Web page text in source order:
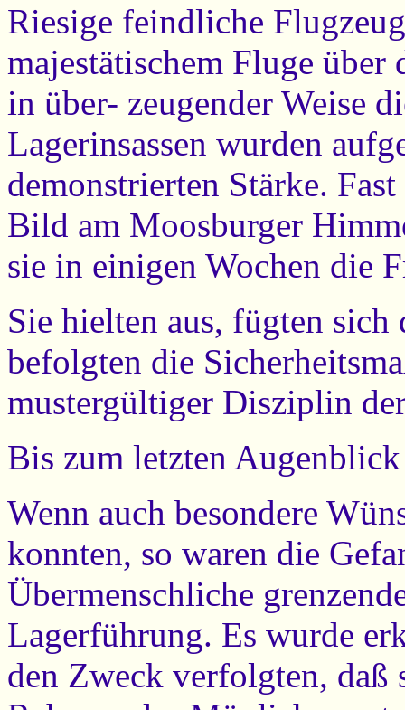
Riesige feindliche
majestätischem Fluge über
in über- zeugender Weise
Lagerinsassen wurden
demonstrierten Stärke.
Bild am Moosburger
sie in einigen Wochen die
Sie hielten aus, fügten sich
befolgten die
mustergültiger Disziplin
Bis zum letzten
Wenn auch besondere
konnten, so waren die
Übermenschliche
Lagerführung. Es wurde
den Zweck verfolgten, daß